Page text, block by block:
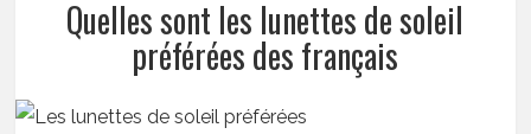
Quelles sont les lunettes de soleil
préférées des français